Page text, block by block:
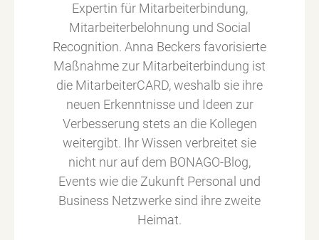
Expertin für Mitarbeiterbindung,
Mitarbeiterbelohnung und Social
Recognition. Anna Beckers favorisierte
Maßnahme zur Mitarbeiterbindung ist
die MitarbeiterCARD, weshalb sie ihre
neuen Erkenntnisse und Ideen zur
Verbesserung stets an die Kollegen
weitergibt. Ihr Wissen verbreitet sie
nicht nur auf dem BONAGO-Blog,
Events wie die Zukunft Personal und
Business Netzwerke sind ihre zweite
Heimat.